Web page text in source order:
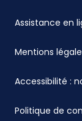
Assistance en
Mentions
Accessibilité :
Politique de